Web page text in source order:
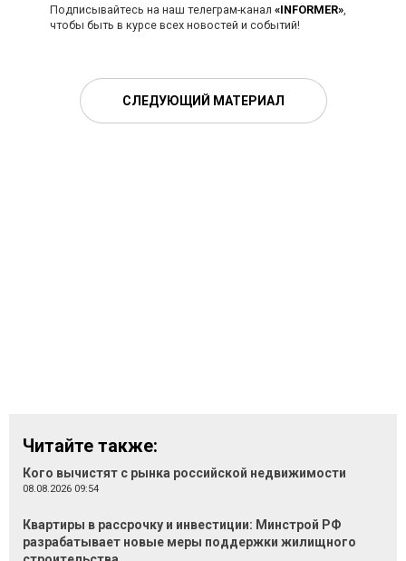
Подписывайтесь на наш телеграм-канал «INFORMER»,
чтобы быть в курсе всех новостей и событий!
СЛЕДУЮЩИЙ МАТЕРИАЛ
Читайте также:
Кого вычистят с рынка российской недвижимости
08.08.2026 09:54
Квартиры в рассрочку и инвестиции: Минстрой РФ
разрабатывает новые меры поддержки жилищного